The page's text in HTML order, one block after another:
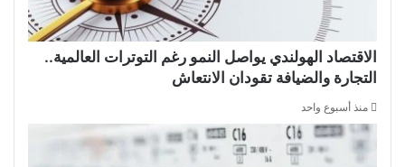
الاقتصاد الهولندي يواصل النمو رغم التوترات العالمية..
التجارة والضيافة تقودان الانتعاش
منذ أسبوع واحد